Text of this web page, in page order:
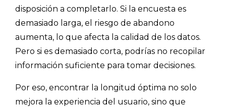
disposición a completarlo. Si la encuesta es
demasiado larga, el riesgo de abandono
aumenta, lo que afecta la calidad de los datos.
Pero si es demasiado corta, podrías no recopilar
información suficiente para tomar decisiones.
Por eso, encontrar la longitud óptima no solo
mejora la experiencia del usuario, sino que